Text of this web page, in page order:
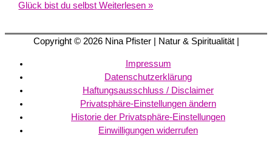
Glück bist du selbst Weiterlesen »
Copyright © 2026 Nina Pfister| Natur & Spiritualität |
Impressum
Datenschutzerklärung
Haftungsausschluss / Disclaimer
Privatsphäre-Einstellungen ändern
Historie der Privatsphäre-Einstellungen
Einwilligungen widerrufen